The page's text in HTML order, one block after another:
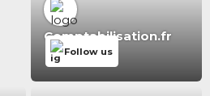
Comptabilisation.fr
Follow us